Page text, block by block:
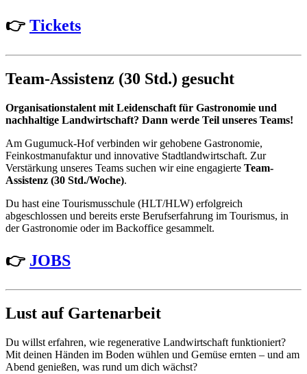
👉 Tickets
Team-Assistenz (30 Std.) gesucht
Organisationstalent mit Leidenschaft für Gastronomie und
nachhaltige Landwirtschaft? Dann werde Teil unseres Teams!
Am Gugumuck-Hof verbinden wir gehobene Gastronomie,
Feinkostmanufaktur und innovative Stadtlandwirtschaft. Zur
Verstärkung unseres Teams suchen wir eine engagierte Team-
Assistenz (30 Std./Woche).
Du hast eine Tourismusschule (HLT/HLW) erfolgreich
abgeschlossen und bereits erste Berufserfahrung im Tourismus, in
der Gastronomie oder im Backoffice gesammelt.
👉 JOBS
Lust auf Gartenarbeit
Du willst erfahren, wie regenerative Landwirtschaft funktioniert?
Mit deinen Händen im Boden wühlen und Gemüse ernten – und am
Abend genießen, was rund um dich wächst?